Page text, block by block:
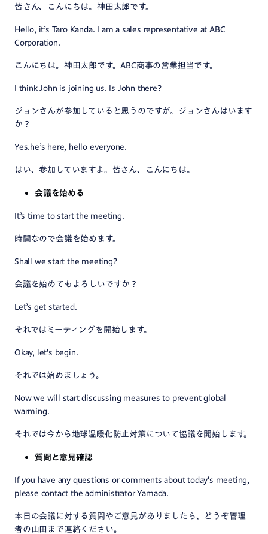
皆さん、こんにちは。神田太郎です。
Hello, it’s Taro Kanda. I am a sales representative at ABC
Corporation.
こんにちは。神田太郎です。ABC商事の営業担当です。
I think John is joining us. Is John there?
ジョンさんが参加していると思うのですが。ジョンさんはいます
か？
Yes.he’s here, hello everyone.
はい、参加していますよ。皆さん、こんにちは。
会議を始める
It’s time to start the meeting.
時間なので会議を始めます。
Shall we start the meeting?
会議を始めてもよろしいですか？
Let’s get started.
それではミーティングを開始します。
Okay, let's begin.
それでは始めましょう。
Now we will start discussing measures to prevent global
warming.
それでは今から地球温暖化防止対策について協議を開始します。
質問と意見確認
If you have any questions or comments about today's meeting,
please contact the administrator Yamada.
本日の会議に対する質問やご意見がありましたら、どうぞ管理
者の山田まで連絡ください。